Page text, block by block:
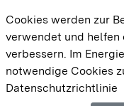
Zur chevron_rightZur
{{/
Cookie-Einstellungen
Cookies werden zur
verwendet und helfen
verbessern. Im
notwendige Cookies
Datenschutzrichtlinie